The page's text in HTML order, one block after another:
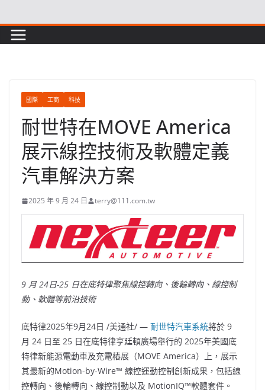
to
content
國際 工商 科技
耐世特在MOVE America
展示線控技術及軟體定義
汽車解決方案
2025 年 9 月 24 日 terry@111.com.tw
9 月24日-25 日在底特律聚焦線控轉向、後輪轉向、線控制
動、軟體等前沿技術
底特律2025年9月24日 /美通社/ — 耐世特汽車系統將於 9
月 24 日至 25 日在底特律亨廷頓廣場舉行的 2025年美國底
特律新能源電動車及充電樁展（MOVE America）上，展示
其最新的Motion-by-Wire™ 線控運動控制創新成果，包括線
控轉向、後輪轉向、線控制動以及 MotionIQ™軟體套件。